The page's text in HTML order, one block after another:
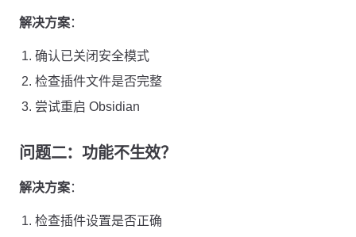
解决方案：
确认已关闭安全模式
检查插件文件是否完整
尝试重启 Obsidian
问题二：功能不生效？
解决方案：
检查插件设置是否正确